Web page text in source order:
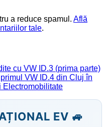
a reduce spamul. Află
tale.
cu VW ID.3 (prima parte)
VW ID.4 din Cluj în
Electromobilitate
EV 🚙